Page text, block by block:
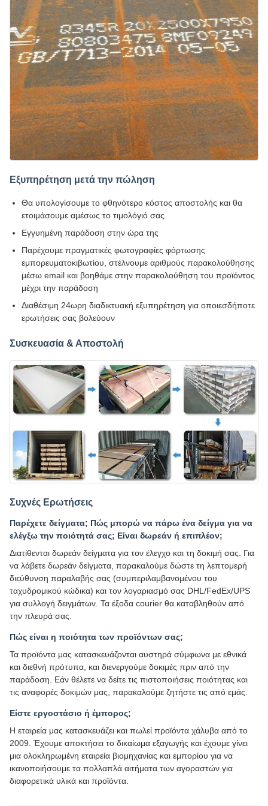
Εξυπηρέτηση μετά την πώληση
Θα υπολογίσουμε το φθηνότερο κόστος αποστολής και θα
ετοιμάσουμε αμέσως το τιμολόγιό σας
Εγγυημένη παράδοση στην ώρα της
Παρέχουμε πραγματικές φωτογραφίες φόρτωσης
εμπορευματοκιβωτίου, στέλνουμε αριθμούς παρακολούθησης
μέσω email και βοηθάμε στην παρακολούθηση του προϊόντος
μέχρι την παράδοση
Διαθέσιμη 24ωρη διαδικτυακή εξυπηρέτηση για οποιεσδήποτε
ερωτήσεις σας βολεύουν
Συσκευασία & Αποστολή
Συχνές Ερωτήσεις
Παρέχετε δείγματα; Πώς μπορώ να πάρω ένα δείγμα για να
ελέγξω την ποιότητά σας; Είναι δωρεάν ή επιπλέον;
Διατίθενται δωρεάν δείγματα για τον έλεγχο και τη δοκιμή σας. Για
να λάβετε δωρεάν δείγματα, παρακαλούμε δώστε τη λεπτομερή
διεύθυνση παραλαβής σας (συμπεριλαμβανομένου του
ταχυδρομικού κώδικα) και τον λογαριασμό σας DHL/FedEx/UPS
για συλλογή δειγμάτων. Τα έξοδα courier θα καταβληθούν από
την πλευρά σας.
Πώς είναι η ποιότητα των προϊόντων σας;
Τα προϊόντα μας κατασκευάζονται αυστηρά σύμφωνα με εθνικά
και διεθνή πρότυπα, και διενεργούμε δοκιμές πριν από την
παράδοση. Εάν θέλετε να δείτε τις πιστοποιήσεις ποιότητας και
τις αναφορές δοκιμών μας, παρακαλούμε ζητήστε τις από εμάς.
Είστε εργοστάσιο ή έμπορος;
Η εταιρεία μας κατασκευάζει και πωλεί προϊόντα χάλυβα από το
2009. Έχουμε αποκτήσει το δικαίωμα εξαγωγής και έχουμε γίνει
μια ολοκληρωμένη εταιρεία βιομηχανίας και εμπορίου για να
ικανοποιήσουμε τα πολλαπλά αιτήματα των αγοραστών για
διαφορετικά υλικά και προϊόντα.